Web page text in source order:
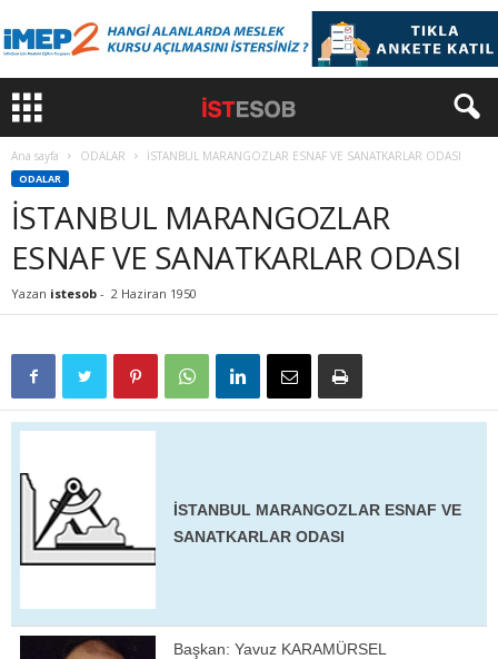
Ana sayfa ODALAR İSTANBUL MARANGOZLAR ESNAF VE SANATKARLAR ODASI
ODALAR
İSTANBUL MARANGOZLAR
ESNAF VE SANATKARLAR ODASI
Yazan istesob - 2 Haziran 1950
İSTANBUL MARANGOZLAR ESNAF VE
SANATKARLAR ODASI
Başkan: Yavuz KARAMÜRSEL